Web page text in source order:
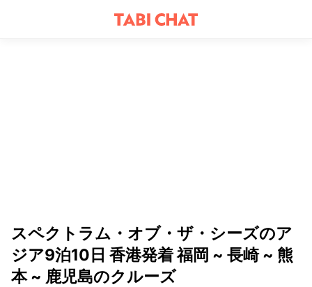
スペクトラム・オブ・ザ・シーズのア
ジア9泊10日 香港発着 福岡 ~ 長崎 ~ 熊
本 ~ 鹿児島のクルーズ